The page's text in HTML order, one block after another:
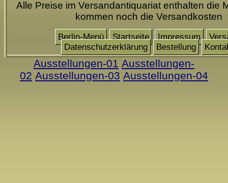
Alle Preise im Versandantiquariat enthalten die
kommen noch die Versandkosten
Berlin-Menü Startseite Impressum
Datenschutzerklärung
Bestellung
Ausstellungen-01 Ausstellungen-
02 Ausstellungen-03 Ausstellungen-04